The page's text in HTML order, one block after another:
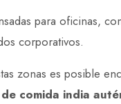
para oficinas,
corporativos.
zonas es posible
comida india